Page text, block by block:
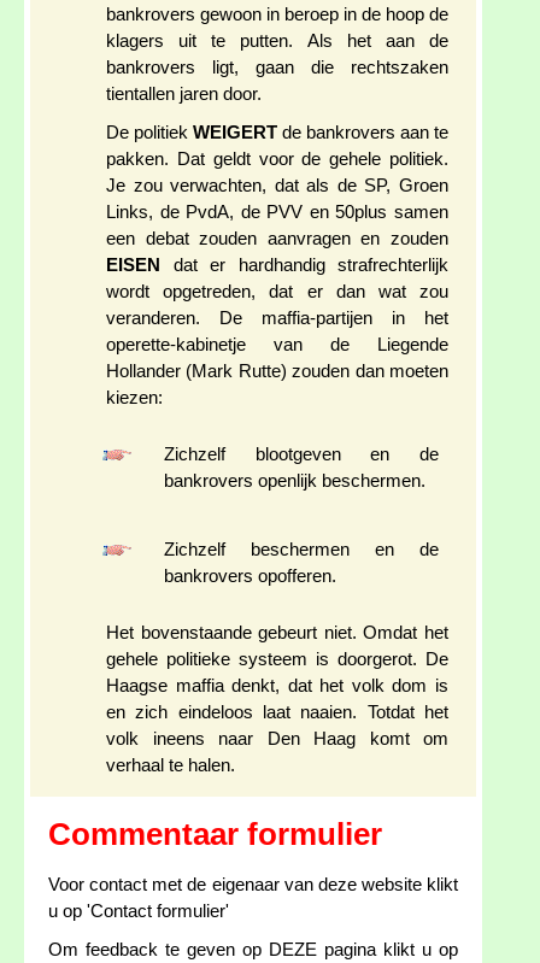
bankrovers gewoon in beroep in de hoop de
klagers uit te putten. Als het aan de
bankrovers ligt, gaan die rechtszaken
tientallen jaren door.
De politiek WEIGERT de bankrovers aan te
pakken. Dat geldt voor de gehele politiek.
Je zou verwachten, dat als de SP, Groen
Links, de PvdA, de PVV en 50plus samen
een debat zouden aanvragen en zouden
EISEN
dat er hardhandig strafrechterlijk
wordt opgetreden, dat er dan wat zou
veranderen. De maffia-partijen in het
operette-kabinetje van de Liegende
Hollander (Mark Rutte) zouden dan moeten
kiezen:
Zichzelf blootgeven en de
bankrovers openlijk beschermen.
Zichzelf beschermen en de
bankrovers opofferen.
Het bovenstaande gebeurt niet. Omdat het
gehele politieke systeem is doorgerot. De
Haagse maffia denkt, dat het volk dom is
en zich eindeloos laat naaien. Totdat het
volk ineens naar Den Haag komt om
verhaal te halen.
Commentaar formulier
Voor contact met de eigenaar van deze website klikt
u op 'Contact formulier'
Om feedback te geven op DEZE pagina klikt u op